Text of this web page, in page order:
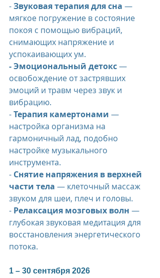
- Звуковая терапия для сна —
мягкое погружение в состояние
покоя с помощью вибраций,
снимающих напряжение и
успокаивающих ум.
- Эмоциональный детокс —
освобождение от застрявших
эмоций и травм через звук и
вибрацию.
- Терапия камертонами —
настройка организма на
гармоничный лад, подобно
настройке музыкального
инструмента.
- Снятие напряжения в верхней
части тела — клеточный массаж
звуком для шеи, плеч и головы.
- Релаксация мозговых волн —
глубокая звуковая медитация для
восстановления энергетического
потока.
1 – 30 сентября 2026